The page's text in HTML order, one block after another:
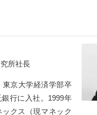
所社長
東京大学経済学部卒
行に入社。1999年
クス（現マネック